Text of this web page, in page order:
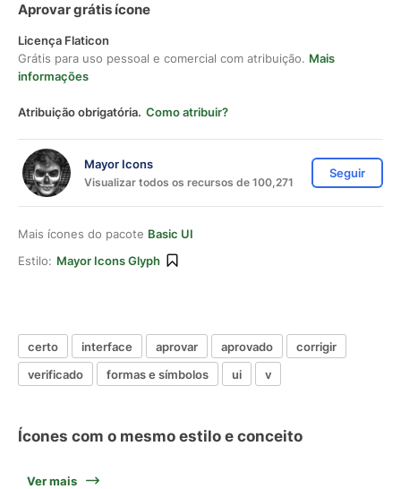
Aprovar grátis ícone
Licença Flaticon
Grátis para uso pessoal e comercial com atribuição. Mais
informações
Atribuição obrigatória. Como atribuir?
Mayor Icons
Visualizar todos os recursos de 100,271
Seguir
Mais ícones do pacote Basic UI
Estilo: Mayor Icons Glyph
certo interface aprovar aprovado
corrigir
verificado
formas e símbolos ui v
Ícones com o mesmo estilo e conceito
Ver mais